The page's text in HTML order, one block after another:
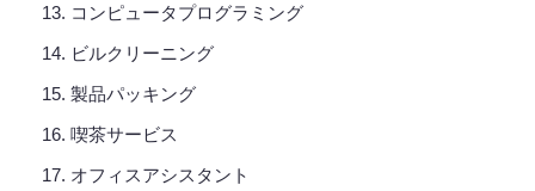
コンピュータプログラミング
ビルクリーニング
製品パッキング
喫茶サービス
オフィスアシスタント